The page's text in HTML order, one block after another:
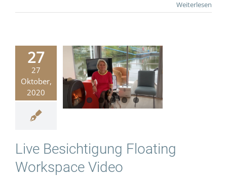
Weiterlesen
27
27
Oktober,
2020
Video
Live Besichtigung Floating
Workspace Video